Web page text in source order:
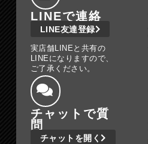
LINEで連絡
LINE友達登録
実店舗LINEと共有の
LINEになりますので、
ご了承ください。
チャットで質
問
チャットを開く